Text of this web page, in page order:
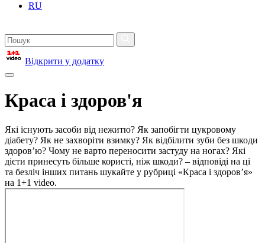
RU
Відкрити у додатку
Краса і здоров'я
Які існують засоби від нежитю? Як запобігти цукровому
діабету? Як не захворіти взимку? Як відбілити зуби без шкоди
здоров’ю? Чому не варто переносити застуду на ногах? Які
дієти принесуть більше користі, ніж шкоди? – відповіді на ці
та безліч інших питань шукайте у рубриці «Краса і здоров’я»
на 1+1 video.